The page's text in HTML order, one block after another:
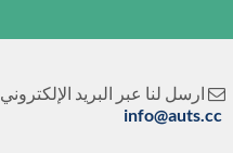
 ارسل لنا عبر البريد الإلكتروني
info@auts.cc